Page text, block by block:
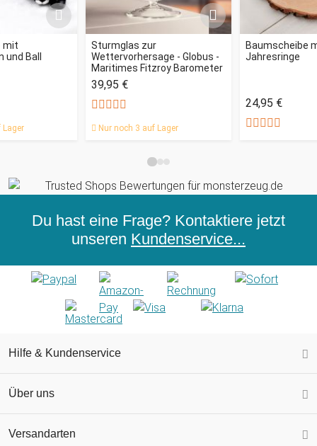
mit
und Ball
Sturmglas zur
Wettervorhersage - Globus -
Maritimes Fitzroy Barometer
39,95 €
Nur noch 3 auf Lager
Baumscheibe
Jahresringe
24,95 €
Du hast eine Frage? Kontaktiere jetzt
unseren Kundenservice...
Hilfe & Kundenservice
Über uns
Versandarten